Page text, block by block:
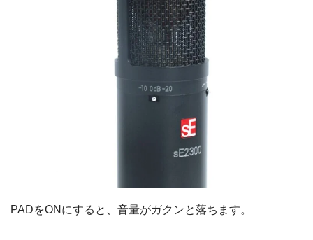
PADをONにすると、音量がガクンと落ちます。